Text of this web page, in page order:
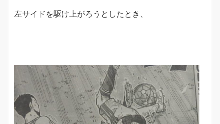
左サイドを駆け上がろうとしたとき、